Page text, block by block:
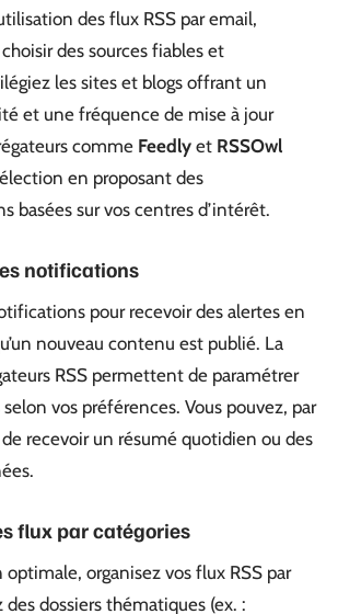
des flux RSS par email,
des sources fiables et
les sites et blogs offrant un
et une fréquence de mise à jour
comme Feedly et RSSOwl
en proposant des
basées sur vos centres d’intérêt.
notifications
pour recevoir des alertes en
nouveau contenu est publié. La
RSS permettent de paramétrer
vos préférences. Vous pouvez, par
recevoir un résumé quotidien ou des
flux par catégories
optimale, organisez vos flux RSS par
des dossiers thématiques (ex. :